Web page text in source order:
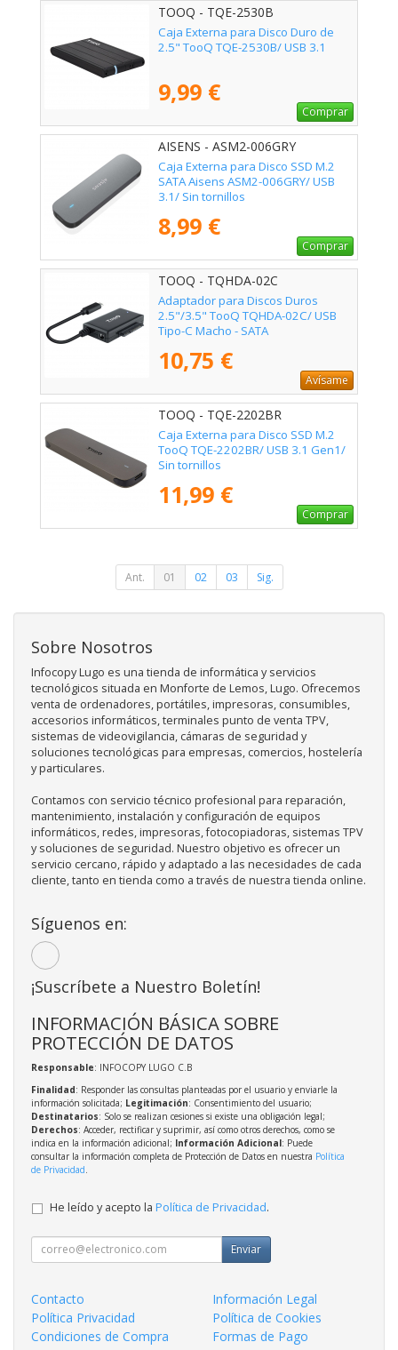
TOOQ - TQE-2530B
Caja Externa para Disco Duro de
2.5" TooQ TQE-2530B/ USB 3.1
9,99 €
Comprar
AISENS - ASM2-006GRY
Caja Externa para Disco SSD M.2
SATA Aisens ASM2-006GRY/ USB
3.1/ Sin tornillos
8,99 €
Comprar
TOOQ - TQHDA-02C
Adaptador para Discos Duros
2.5"/3.5" TooQ TQHDA-02C/ USB
Tipo-C Macho - SATA
10,75 €
Avísame
TOOQ - TQE-2202BR
Caja Externa para Disco SSD M.2
TooQ TQE-2202BR/ USB 3.1 Gen1/
Sin tornillos
11,99 €
Comprar
Ant. 01 02 03 Sig.
Sobre Nosotros
Infocopy Lugo es una tienda de informática y servicios
tecnológicos situada en Monforte de Lemos, Lugo. Ofrecemos
venta de ordenadores, portátiles, impresoras, consumibles,
accesorios informáticos, terminales punto de venta TPV,
sistemas de videovigilancia, cámaras de seguridad y
soluciones tecnológicas para empresas, comercios, hostelería
y particulares.
Contamos con servicio técnico profesional para reparación,
mantenimiento, instalación y configuración de equipos
informáticos, redes, impresoras, fotocopiadoras, sistemas TPV
y soluciones de seguridad. Nuestro objetivo es ofrecer un
servicio cercano, rápido y adaptado a las necesidades de cada
cliente, tanto en tienda como a través de nuestra tienda online.
Síguenos en:
¡Suscríbete a Nuestro Boletín!
INFORMACIÓN BÁSICA SOBRE
PROTECCIÓN DE DATOS
Responsable: INFOCOPY LUGO C.B
Finalidad: Responder las consultas planteadas por el usuario y enviarle la
información solicitada; Legitimación: Consentimiento del usuario;
Destinatarios: Solo se realizan cesiones si existe una obligación legal;
Derechos: Acceder, rectificar y suprimir, así como otros derechos, como se
indica en la información adicional; Información Adicional: Puede
consultar la información completa de Protección de Datos en nuestra Política
de Privacidad
He leído y acepto la Política de Privacidad.
Enviar
Contacto
Información Legal
Política Privacidad
Política de Cookies
Condiciones de Compra
Formas de Pago